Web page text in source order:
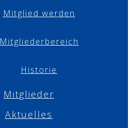
Mitglied werden
Mitgliederbereich
Historie
Mitglieder
Aktuelles